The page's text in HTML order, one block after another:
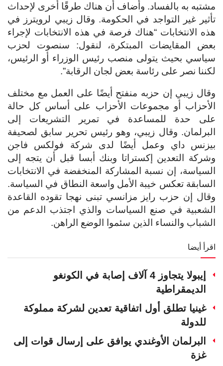
مشتبه به بالفساد. وأضاف أن هناك طرقًا أخرى لإحداث
تأثير غير التواجد في الحكومة. وقال زيبي لرويترز في
هذه الانتخابات “هناك فرصة في هذه الانتخابات لإجراء
بعض المقايضات المبتكرة، لنقول: سنصوت لحزب
سياسي بحيث يتولى منصب رئيس الوزراء أو الرئيس،
لكننا نصر على رئاسة بعض لجان الرقابة”.
وقال زيبي إن حزبه منفتح أيضًا على العمل مع مختلف
الأحزاب أو مجموعات الأحزاب على أساس كل حالة
على حدة للمساعدة في تمرير التشريعات إلى
البرلمان. وقال زيبي، وهو رئيس تحرير سابق لصحيفة
بيزنس داي وعمل أيضًا لدى شركة فولكس فاجن
وشركة التعدين إكستراتا وبنك أبسا قبل أن يتجه إلى
السياسة، إن نسبة المشاركة المنخفضة في الانتخابات
السابقة تعكس خيبة الأمل واسعة النطاق في السياسة.
وقال إن حزب رايز مزانسي تبنى نهجا تقوده القاعدة
الشعبية في صنع السياسات والذي اجتذب الدعم من
الشباب والنساء الذين سئموا الوضع الراهن.
اقرأ أيضا
إيبولا يتجاوز 4 آلاف إصابة في الكونغو
الديمقراطية
غينيا تطلق أول اتفاقية تعدين لشركة مملوكة
للدولة
البرلمان الأوغندي يوافق على إرسال قوات إلى
غزة